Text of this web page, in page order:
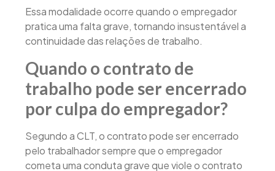
Essa modalidade ocorre quando o empregador
pratica uma falta grave, tornando insustentável a
continuidade das relações de trabalho.
Quando o contrato de
trabalho pode ser encerrado
por culpa do empregador?
Segundo a CLT, o contrato pode ser encerrado
pelo trabalhador sempre que o empregador
cometa uma conduta grave que viole o contrato